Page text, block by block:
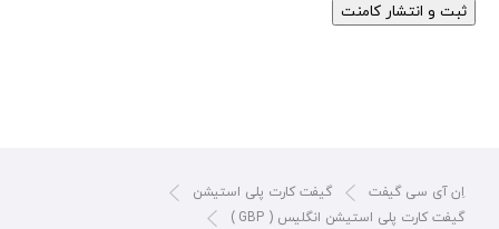
ثبت و انتشار کامنت
اِن آی سی گیفت
گیفت کارت پلی استیشن
گیفت کارت پلی استیشن انگلیس ( GBP )